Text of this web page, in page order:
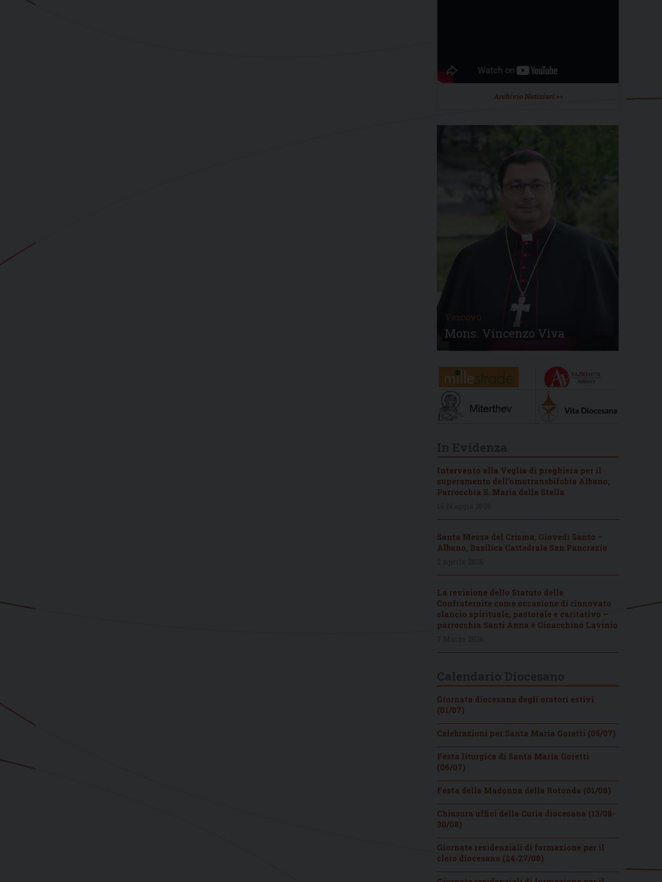
Archivio Notiziari >>
Vescovo
Mons. Vincenzo Viva
Intervento alla Veglia di preghiera per il
superamento dell’omotransbifobia Albano,
Parrocchia S. Maria della Stella
Santa Messa del Crisma, Giovedì Santo –
Albano, Basilica Cattedrale San Pancrazio
La revisione dello Statuto delle
Confraternite come occasione di rinnovato
slancio spirituale, pastorale e caritativo –
parrocchia Santi Anna e Gioacchino Lavinio
Giornata diocesana degli oratori estivi
(01/07)
Celebrazioni per Santa Maria Goretti (05/07)
Festa liturgica di Santa Maria Goretti
(06/07)
Festa della Madonna della Rotonda (01/08)
Chiusura uffici della Curia diocesana (13/08-
30/08)
Giornate residenziali di formazione per il
clero diocesano (24-27/08)